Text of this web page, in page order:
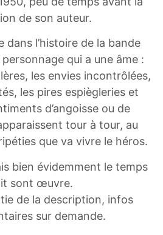
de son auteur.
dans l’histoire de la bande
personnage qui a une âme :
les envies incontrôlées,
les pires espiègleries et
d’angoisse ou de
tour à tour, au
que va vivre le héros.
bien évidemment le temps
sont œuvre.
de la description, infos
sur demande.